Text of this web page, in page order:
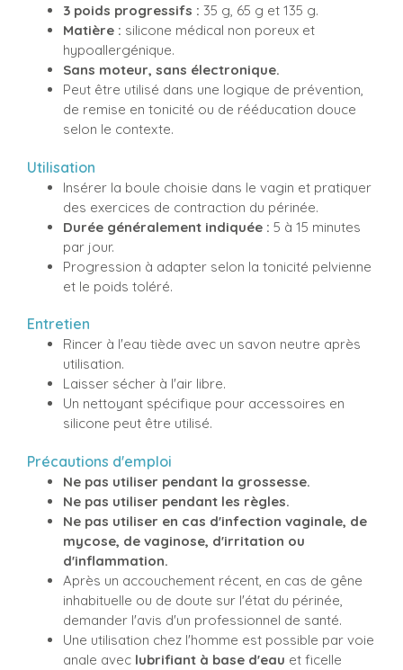
3 poids progressifs : 35 g, 65 g et 135 g.
Matière : silicone médical non poreux et
hypoallergénique.
Sans moteur, sans électronique.
Peut être utilisé dans une logique de prévention,
de remise en tonicité ou de rééducation douce
selon le contexte.
Utilisation
Insérer la boule choisie dans le vagin et pratiquer
des exercices de contraction du périnée.
Durée généralement indiquée : 5 à 15 minutes
par jour.
Progression à adapter selon la tonicité pelvienne
et le poids toléré.
Entretien
Rincer à l'eau tiède avec un savon neutre après
utilisation.
Laisser sécher à l'air libre.
Un nettoyant spécifique pour accessoires en
silicone peut être utilisé.
Précautions d'emploi
Ne pas utiliser pendant la grossesse.
Ne pas utiliser pendant les règles.
Ne pas utiliser en cas d'infection vaginale, de
mycose, de vaginose, d'irritation ou
d'inflammation.
Après un accouchement récent, en cas de gêne
inhabituelle ou de doute sur l'état du périnée,
demander l'avis d'un professionnel de santé.
Une utilisation chez l'homme est possible par voie
anale avec lubrifiant à base d'eau et ficelle